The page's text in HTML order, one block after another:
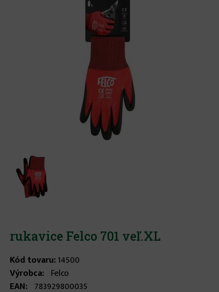
rukavice Felco 701 veľ.XL
Kód tovaru:14500
Výrobca: Felco
EAN: 783929800035